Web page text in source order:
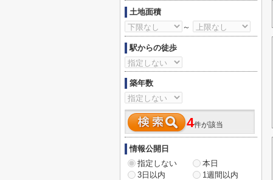
土地面積
～
駅からの徒歩
築年数
4件が該当
情報公開日
指定しない
本日
3日以内
1週間以内